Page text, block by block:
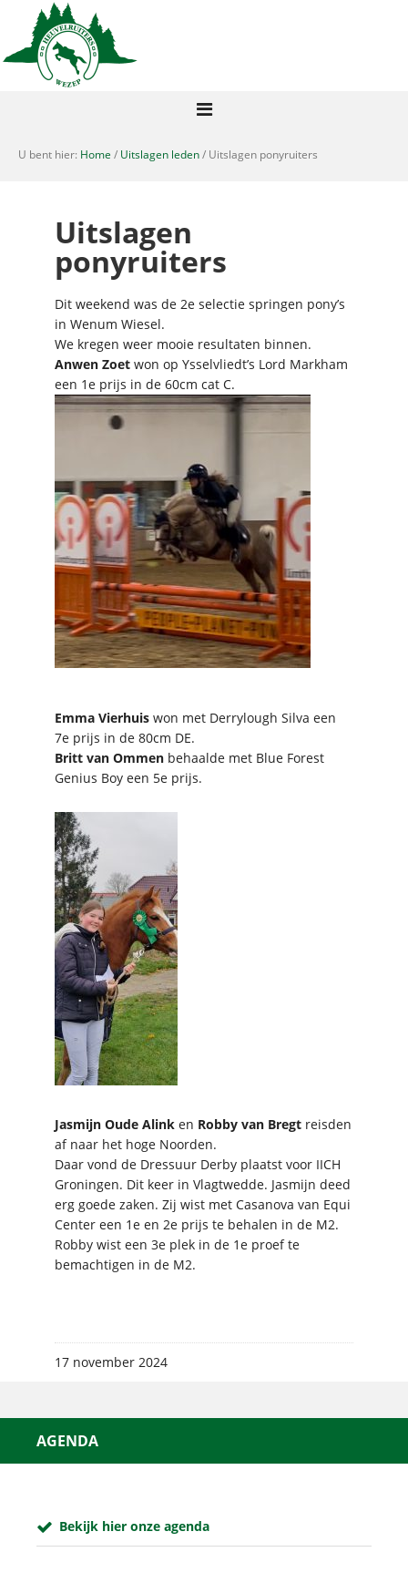
U bent hier: Home / Uitslagen leden/ Uitslagen ponyruiters
Uitslagen
ponyruiters
Dit weekend was de 2e selectie springen pony’s
in Wenum Wiesel.
We kregen weer mooie resultaten binnen.
Anwen Zoet won op Ysselvliedt’s Lord Markham
een 1e prijs in de 60cm cat C.
Emma Vierhuis won met Derrylough Silva een
7e prijs in de 80cm DE.
Britt van Ommen behaalde met Blue Forest
Genius Boy een 5e prijs.
Jasmijn Oude Alink en Robby van Bregt reisden
af naar het hoge Noorden.
Daar vond de Dressuur Derby plaatst voor IICH
Groningen. Dit keer in Vlagtwedde. Jasmijn deed
erg goede zaken. Zij wist met Casanova van Equi
Center een 1e en 2e prijs te behalen in de M2.
Robby wist een 3e plek in de 1e proef te
bemachtigen in de M2.
17 november 2024
AGENDA
Bekijk hier onze agenda